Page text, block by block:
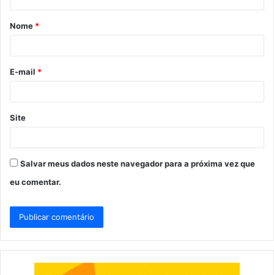
á
r
*
Nome *
E-mail *
Site
Salvar meus dados neste navegador para a próxima vez que
eu comentar.